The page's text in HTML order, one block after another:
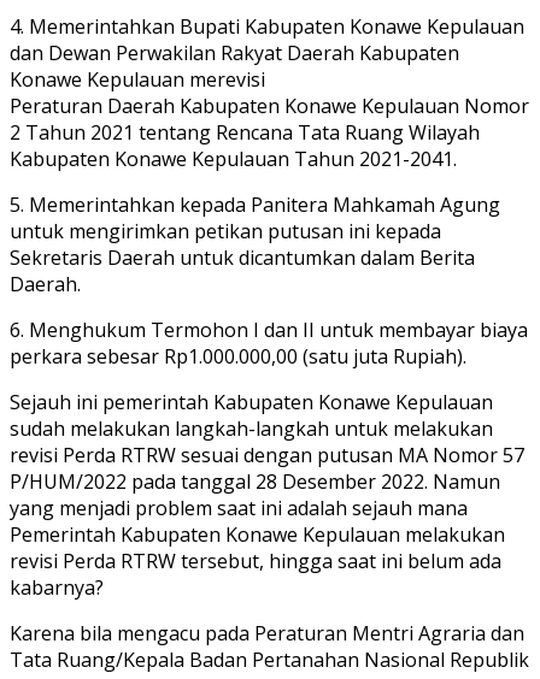
4. Memerintahkan Bupati Kabupaten Konawe Kepulauan
dan Dewan Perwakilan Rakyat Daerah Kabupaten
Konawe Kepulauan merevisi
Peraturan Daerah Kabupaten Konawe Kepulauan Nomor
2 Tahun 2021 tentang Rencana Tata Ruang Wilayah
Kabupaten Konawe Kepulauan Tahun 2021-2041.
5. Memerintahkan kepada Panitera Mahkamah Agung
untuk mengirimkan petikan putusan ini kepada
Sekretaris Daerah untuk dicantumkan dalam Berita
Daerah.
6. Menghukum Termohon I dan II untuk membayar biaya
perkara sebesar Rp1.000.000,00 (satu juta Rupiah).
Sejauh ini pemerintah Kabupaten Konawe Kepulauan
sudah melakukan langkah-langkah untuk melakukan
revisi Perda RTRW sesuai dengan putusan MA Nomor 57
P/HUM/2022 pada tanggal 28 Desember 2022. Namun
yang menjadi problem saat ini adalah sejauh mana
Pemerintah Kabupaten Konawe Kepulauan melakukan
revisi Perda RTRW tersebut, hingga saat ini belum ada
kabarnya?
Karena bila mengacu pada Peraturan Mentri Agraria dan
Tata Ruang/Kepala Badan Pertanahan Nasional Republik